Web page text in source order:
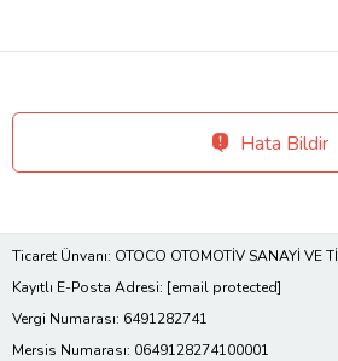
Hata Bildir
Ticaret Ünvanı: OTOCO OTOMOTİV SANAYİ VE
Kayıtlı E-Posta Adresi: [email protected]
Vergi Numarası: 6491282741
Mersis Numarası: 0649128274100001